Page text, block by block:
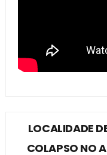
LOCALIDADE
COLAPSO NO